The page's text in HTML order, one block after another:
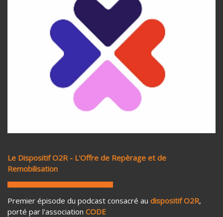
Previous
Le Dispositif O2R - L'Offre de Repèrage et de
Remobilisation
Premier épisode du podcast consacré au dispositif O2R,
porté par l'association CODE